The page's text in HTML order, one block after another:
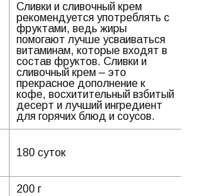
Сливки и сливочный крем
рекомендуется употреблять с
фруктами, ведь жиры
помогают лучше усваиваться
витаминам, которые входят в
состав фруктов. Сливки и
сливочный крем – это
прекрасное дополнение к
кофе, восхитительный взбитый
десерт и лучший ингредиент
для горячих блюд и соусов.
180 суток
200 г